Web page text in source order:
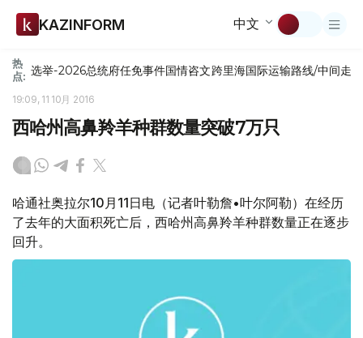
KAZINFORM 中文
热
点: 选举-2026总统府任免事件国情咨文跨里海国际运输路线/中间走廊
19:09, 11 10月 2016
西哈州高鼻羚羊种群数量突破7万只
哈通社奥拉尔10月11日电（记者叶勒詹•叶尔阿勒）在经历
了去年的大面积死亡后，西哈州高鼻羚羊种群数量正在逐步
回升。